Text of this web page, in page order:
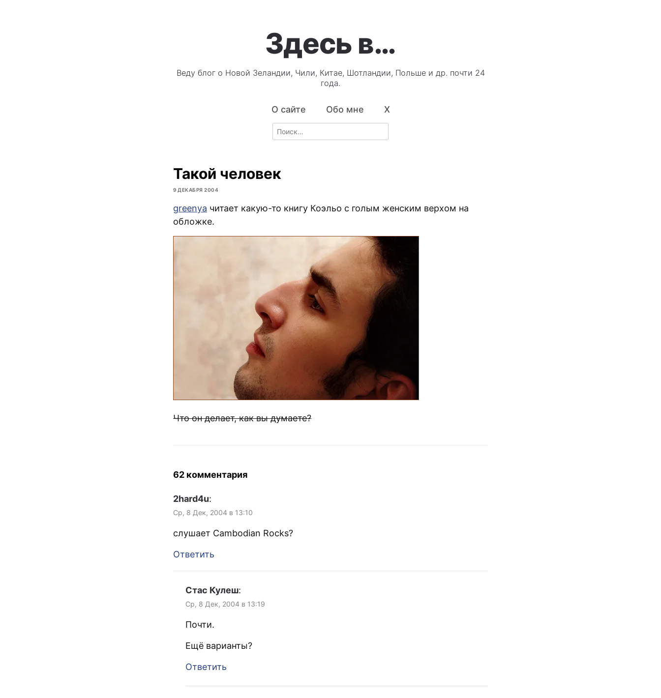
Здесь в…
Веду блог о Новой Зеландии, Чили, Китае, Шотландии, Польше и др. почти 24
года.
О сайте Обо мне X
Search
for:
Такой человек
9 ДЕКАБРЯ 2004
greenya читает какую-то книгу Коэльо с голым женским верхом на
обложке.
Что он делает, как вы думаете?
62 комментария
2hard4u:
Ср, 8 Дек, 2004 в 13:10
слушает Cambodian Rocks?
Ответить
Стас Кулеш:
Ср, 8 Дек, 2004 в 13:19
Почти.
Ещё варианты?
Ответить